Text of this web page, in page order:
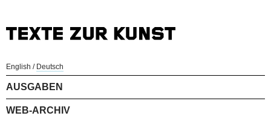
English / Deutsch
AUSGABEN
WEB-ARCHIV